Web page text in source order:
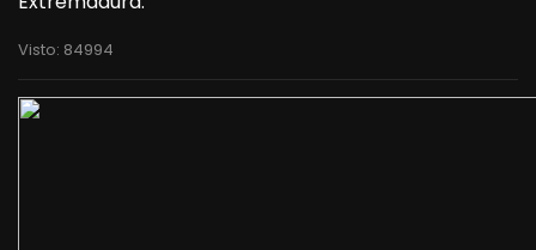
Visto: 84994